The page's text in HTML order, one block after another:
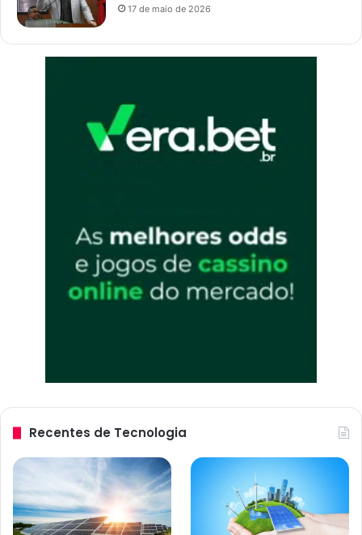
17 de maio de 2026
Recentes de Tecnologia